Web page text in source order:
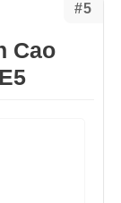
#5
Cao